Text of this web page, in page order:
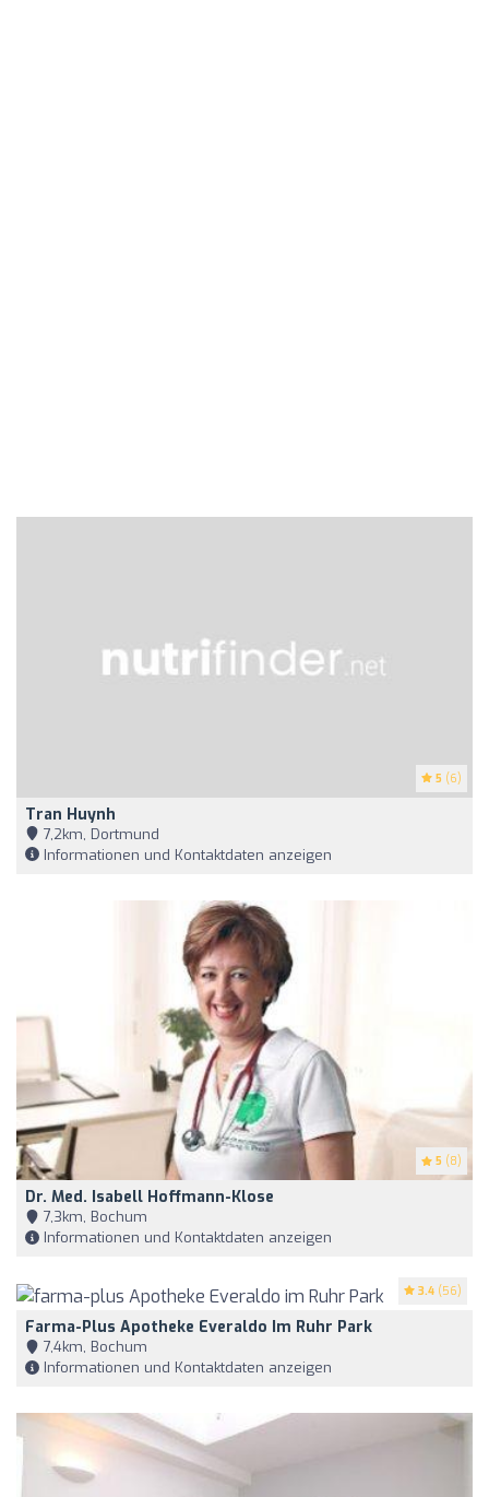
5 (6)
Tran Huynh
7,2km, Dortmund
Informationen und Kontaktdaten anzeigen
5 (8)
Dr. Med. Isabell Hoffmann-Klose
7,3km, Bochum
Informationen und Kontaktdaten anzeigen
3.4 (56)
Farma-Plus Apotheke Everaldo Im Ruhr Park
7,4km, Bochum
Informationen und Kontaktdaten anzeigen